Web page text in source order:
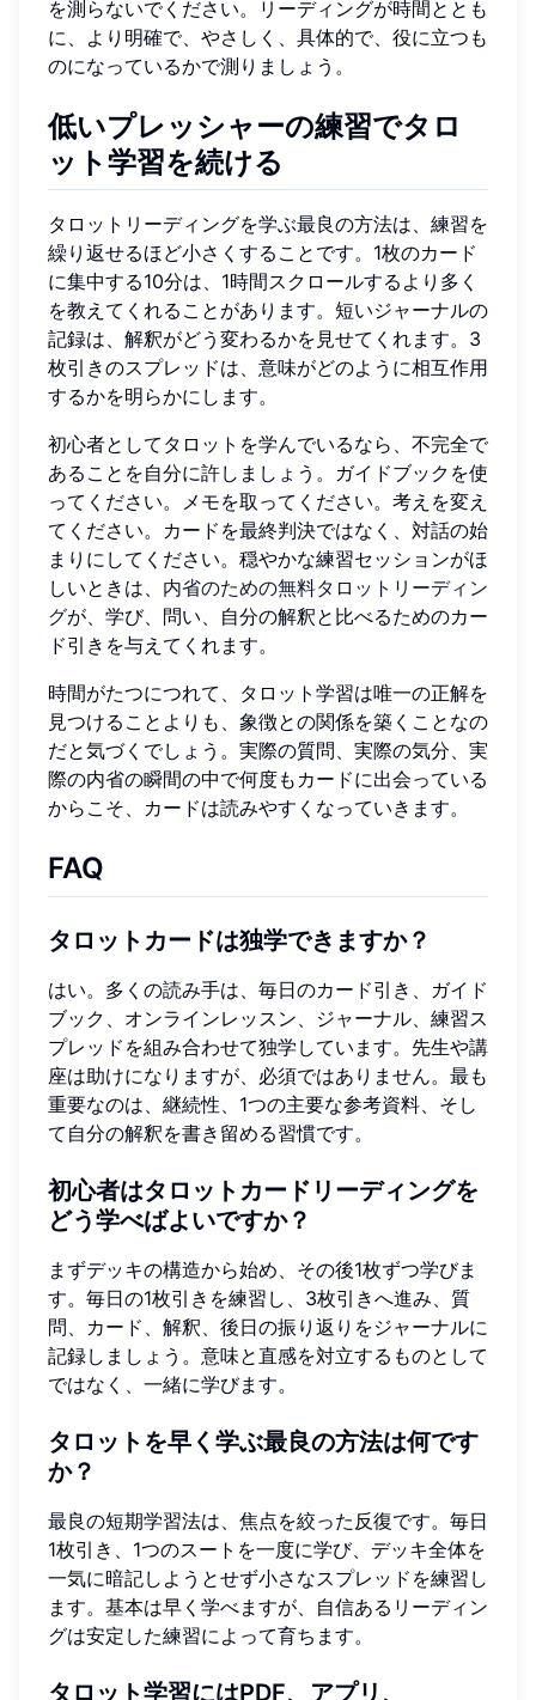
を測らないでください。リーディングが時間ととも
に、より明確で、やさしく、具体的で、役に立つも
のになっているかで測りましょう。
低いプレッシャーの練習でタロ
ット学習を続ける
タロットリーディングを学ぶ最良の方法は、練習を
繰り返せるほど小さくすることです。1枚のカード
に集中する10分は、1時間スクロールするより多く
を教えてくれることがあります。短いジャーナルの
記録は、解釈がどう変わるかを見せてくれます。3
枚引きのスプレッドは、意味がどのように相互作用
するかを明らかにします。
初心者としてタロットを学んでいるなら、不完全で
あることを自分に許しましょう。ガイドブックを使
ってください。メモを取ってください。考えを変え
てください。カードを最終判決ではなく、対話の始
まりにしてください。穏やかな練習セッションがほ
しいときは、 内省のための無料タロットリーディン
グが、学び、問い、自分の解釈と比べるためのカー
ド引きを与えてくれます。
時間がたつにつれて、タロット学習は唯一の正解を
見つけることよりも、象徴との関係を築くことなの
だと気づくでしょう。実際の質問、実際の気分、実
際の内省の瞬間の中で何度もカードに出会っている
からこそ、カードは読みやすくなっていきます。
FAQ
タロットカードは独学できますか？
はい。多くの読み手は、毎日のカード引き、ガイド
ブック、オンラインレッスン、ジャーナル、練習ス
プレッドを組み合わせて独学しています。先生や講
座は助けになりますが、必須ではありません。最も
重要なのは、継続性、1つの主要な参考資料、そし
て自分の解釈を書き留める習慣です。
初心者はタロットカードリーディングを
どう学べばよいですか？
まずデッキの構造から始め、その後1枚ずつ学びま
す。毎日の1枚引きを練習し、3枚引きへ進み、質
問、カード、解釈、後日の振り返りをジャーナルに
記録しましょう。意味と直感を対立するものとして
ではなく、一緒に学びます。
タロットを早く学ぶ最良の方法は何です
か？
最良の短期学習法は、焦点を絞った反復です。毎日
1枚引き、1つのスートを一度に学び、デッキ全体を
一気に暗記しようとせず小さなスプレッドを練習し
ます。基本は早く学べますが、自信あるリーディン
グは安定した練習によって育ちます。
タロット学習にはPDF、アプリ、